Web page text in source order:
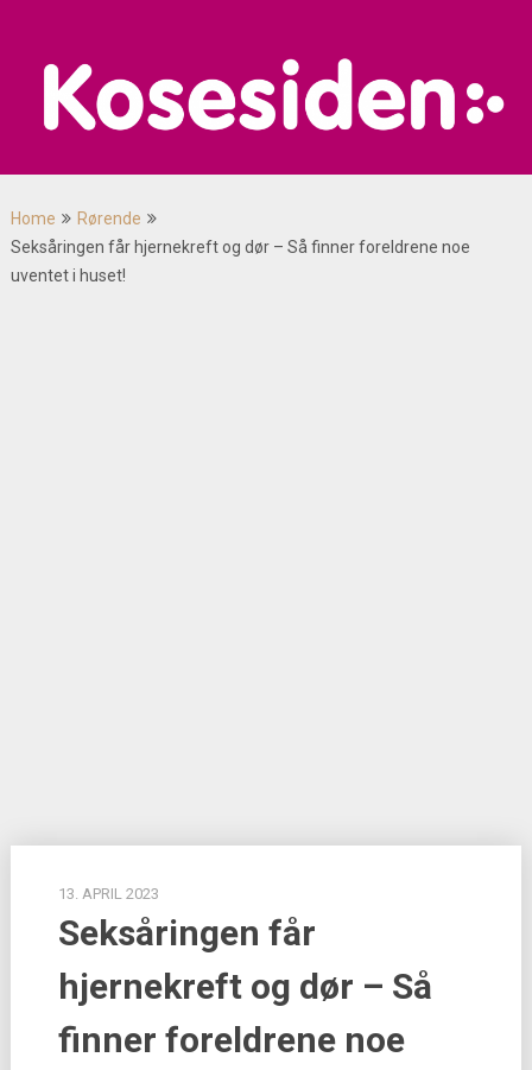
content
Home
Rørende
Seksåringen får hjernekreft og dør – Så finner foreldrene noe
uventet i huset!
13. APRIL 2023
Seksåringen får
hjernekreft og dør – Så
finner foreldrene noe